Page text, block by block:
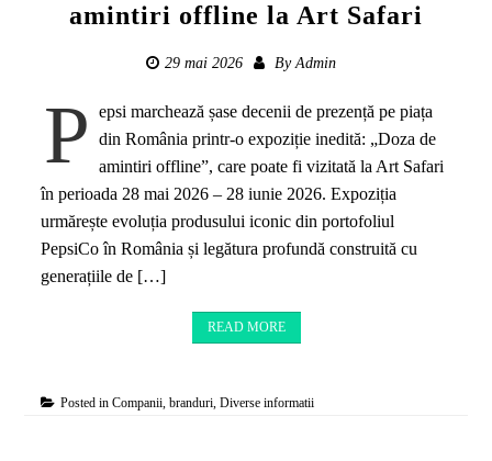
amintiri offline la Art Safari
29 mai 2026 ByAdmin
P
epsi marchează șase decenii de prezență pe piața
din România printr-o expoziție inedită: „Doza de
amintiri offline”, care poate fi vizitată la Art Safari
în perioada 28 mai 2026 – 28 iunie 2026. Expoziția
urmărește evoluția produsului iconic din portofoliul
PepsiCo în România și legătura profundă construită cu
generațiile de […]
READ MORE
Posted inCompanii, branduri,Diverse informatii